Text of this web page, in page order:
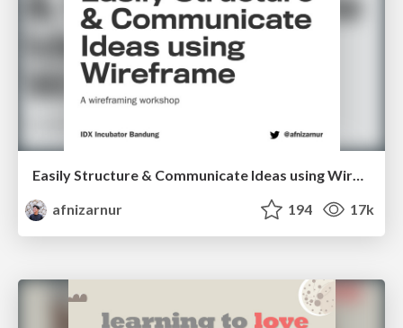
afnizarnur
194 17k